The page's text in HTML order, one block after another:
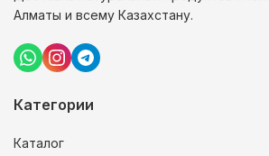
Алматы и всему Казахстану.
Категории
Каталог